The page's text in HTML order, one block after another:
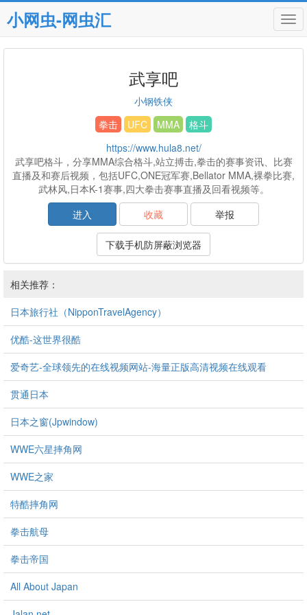
小网虫-网虫汇
武享吧
小钢铁侠
拳击
UFC MMA
格斗
https://www.hula8.net/
武享吧格斗，分享MMA综合格斗,站立搏击,拳击的赛事资讯、比赛
直播及和赛后视频，包括UFC,ONE冠军赛,Bellator MMA,裸拳比赛,
武林风,日本K-1赛事,四大拳击赛事直播及回看视频等。
进入
收藏 举报
下载手机防屏蔽浏览器
相关推荐：
日本旅行社（NipponTravelAgency）
优酷-这世界很酷
爱奇艺-全球领先的在线视频网站-海量正版高清视频在线观看
贯通日本
日本之窗(Jpwindow)
WWE六星摔角网
WWE之家
特酷摔角网
拳击航母
拳击帝国
All About Japan